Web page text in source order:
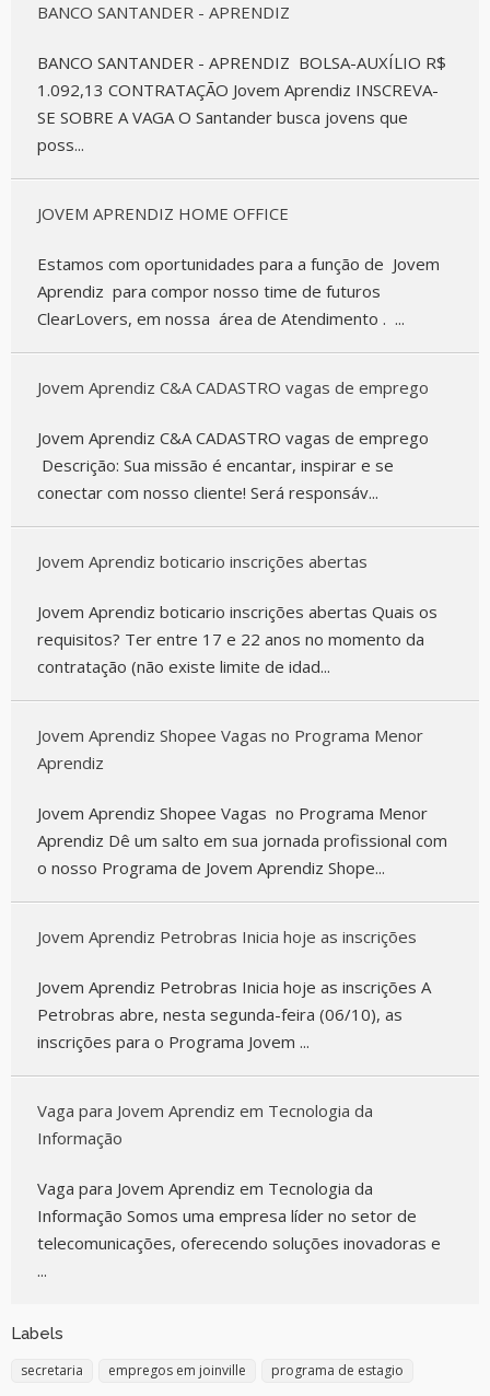
BANCO SANTANDER - APRENDIZ
BANCO SANTANDER - APRENDIZ BOLSA-AUXÍLIO R$
1.092,13 CONTRATAÇÃO Jovem Aprendiz INSCREVA-
SE SOBRE A VAGA O Santander busca jovens que
poss...
JOVEM APRENDIZ HOME OFFICE
Estamos com oportunidades para a função de Jovem
Aprendiz para compor nosso time de futuros
ClearLovers, em nossa área de Atendimento . ...
Jovem Aprendiz C&A CADASTRO vagas de emprego
Jovem Aprendiz C&A CADASTRO vagas de emprego
Descrição: Sua missão é encantar, inspirar e se
conectar com nosso cliente! Será responsáv...
Jovem Aprendiz boticario inscrições abertas
Jovem Aprendiz boticario inscrições abertas Quais os
requisitos? Ter entre 17 e 22 anos no momento da
contratação (não existe limite de idad...
Jovem Aprendiz Shopee Vagas no Programa Menor
Aprendiz
Jovem Aprendiz Shopee Vagas no Programa Menor
Aprendiz Dê um salto em sua jornada profissional com
o nosso Programa de Jovem Aprendiz Shope...
Jovem Aprendiz Petrobras Inicia hoje as inscrições
Jovem Aprendiz Petrobras Inicia hoje as inscrições A
Petrobras abre, nesta segunda-feira (06/10), as
inscrições para o Programa Jovem ...
Vaga para Jovem Aprendiz em Tecnologia da
Informação
Vaga para Jovem Aprendiz em Tecnologia da
Informação Somos uma empresa líder no setor de
telecomunicações, oferecendo soluções inovadoras e
...
Labels
secretaria empregos em joinville programa de estagio